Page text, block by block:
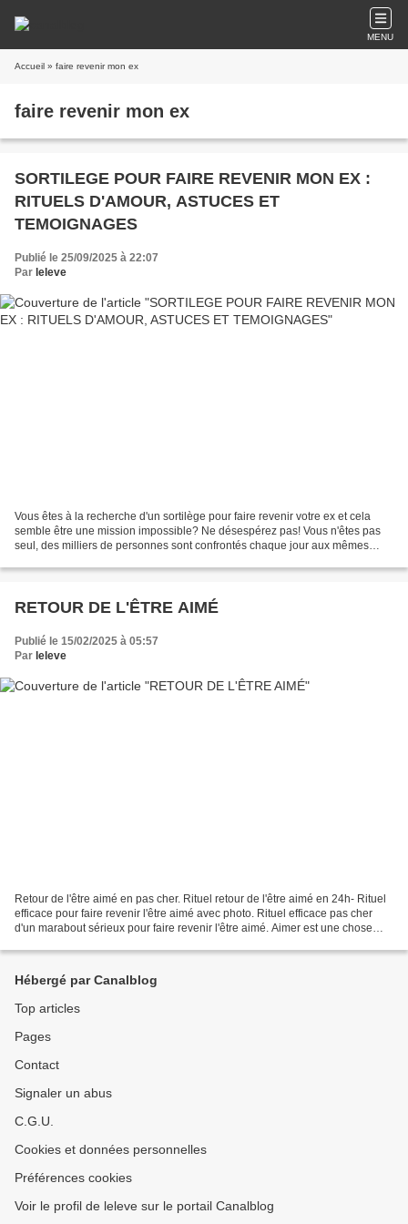
MENU
Accueil » faire revenir mon ex
faire revenir mon ex
SORTILEGE POUR FAIRE REVENIR MON EX :
RITUELS D'AMOUR, ASTUCES ET
TEMOIGNAGES
Publié le 25/09/2025 à 22:07
Par leleve
Vous êtes à la recherche d'un sortilège pour faire revenir votre ex et cela
semble être une mission impossible? Ne désespérez pas! Vous n'êtes pas
seul, des milliers de personnes sont confrontés chaque jour aux mêmes
RETOUR DE L'ÊTRE AIMÉ
Publié le 15/02/2025 à 05:57
Par leleve
Retour de l'être aimé en pas cher. Rituel retour de l'être aimé en 24h- Rituel
efficace pour faire revenir l'être aimé avec photo. Rituel efficace pas cher
d'un marabout sérieux pour faire revenir l'être aimé. Aimer est une chose
Hébergé par Canalblog
Top articles
Pages
Contact
Signaler un abus
C.G.U.
Cookies et données personnelles
Préférences cookies
Voir le profil de leleve sur le portail Canalblog